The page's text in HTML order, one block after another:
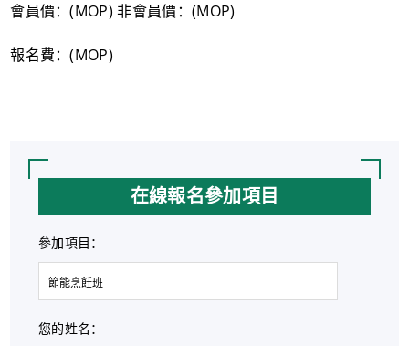
會員價：(MOP) 非會員價：(MOP)
報名費：(MOP)
在線報名參加項目
參加項目：
您的姓名：